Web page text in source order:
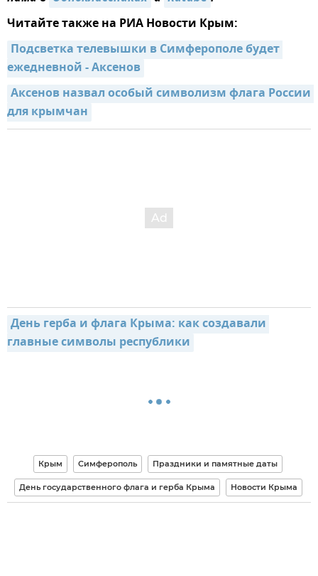
Читайте также на РИА Новости Крым:
Подсветка телевышки в Симферополе будет
ежедневной - Аксенов
Аксенов назвал особый символизм флага России
для крымчан
День герба и флага Крыма: как создавали
главные символы республики
Крым Симферополь Праздники и памятные даты
День государственного флага и герба Крыма Новости Крыма